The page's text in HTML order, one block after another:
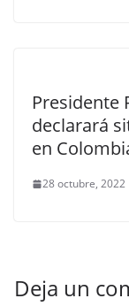
Presidente
declarará
en
28 octubre, 2022
Deja un